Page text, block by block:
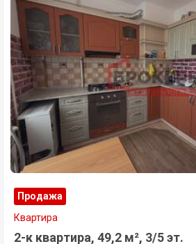
Продажа
Квартира
2-к квартира, 49,2 м², 3/5 эт.